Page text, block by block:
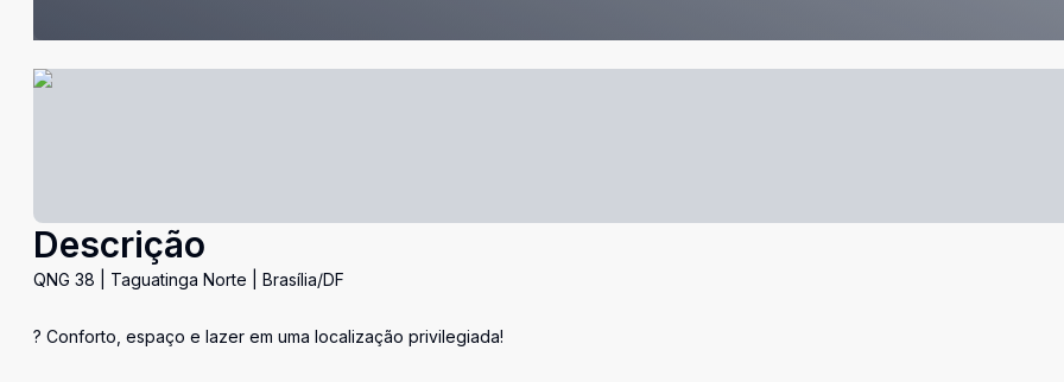
Descrição
QNG 38 | Taguatinga Norte | Brasília/DF
? Conforto, espaço e lazer em uma localização privilegiada!